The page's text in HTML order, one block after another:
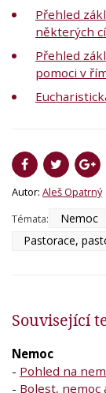
Přehled
některých
Přehled
pomoci v
Autor: Aleš Opatrný
Témata:
Nemoc
Pastorace,
Související
Nemoc
- Pohled na
- Bolest, nemoc